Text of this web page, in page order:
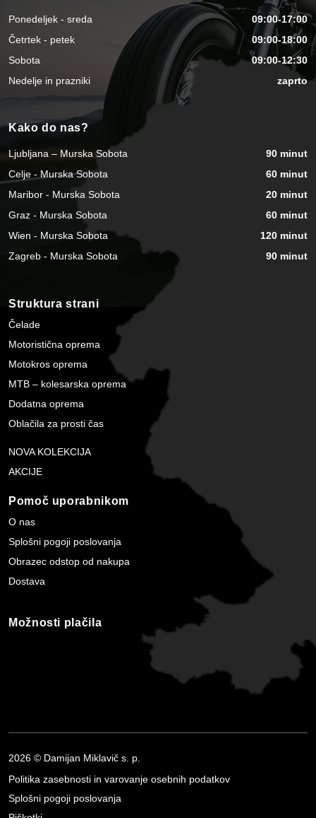
Ponedeljek - sreda
09:00-17:00
Četrtek - petek
09:00-18:00
Sobota
09:00-12:30
Nedelje in prazniki
zaprto
Kako do nas?
Ljubljana – Murska Sobota
90 minut
Celje - Murska Sobota
60 minut
Maribor - Murska Sobota
20 minut
Graz - Murska Sobota
60 minut
Wien - Murska Sobota
120 minut
Zagreb - Murska Sobota
90 minut
Struktura strani
Čelade
Motoristična oprema
Motokros oprema
MTB – kolesarska oprema
Dodatna oprema
Oblačila za prosti čas
NOVA KOLEKCIJA
AKCIJE
Pomoč uporabnikom
O nas
Splošni pogoji poslovanja
Obrazec odstop od nakupa
Dostava
Možnosti plačila
2026 © Damijan Miklavič s. p.
Politika zasebnosti in varovanje osebnih podatkov
Splošni pogoji poslovanja